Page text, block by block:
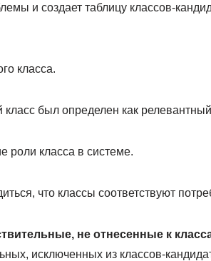
и создает таблицу классов-
класса.
класс был определен как
роли класса в системе.
что классы соответствуют
не отнесенные к
исключенных из классов-